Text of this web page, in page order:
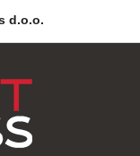
d.o.o.